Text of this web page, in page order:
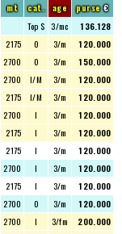
mt cat. age purse€
Top $ 3/mc
136.128
2175 O 3/m
120.000
2700 O 3/m
150.000
2700 I/M 3/m
120.000
2175 I/M 3/m
120.000
2700 I 3/m
120.000
2175 I 3/m
120.000
2175 I 3/m
120.000
2700 I 3/m
120.000
2175 I 3/m
120.000
2700 O 3/m
120.000
2700 I 3/fm
200.000